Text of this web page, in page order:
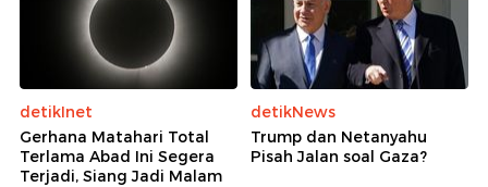
detikInet
Gerhana Matahari Total
Terlama Abad Ini Segera
Terjadi, Siang Jadi Malam
detikNews
Trump dan Netanyahu
Pisah Jalan soal Gaza?